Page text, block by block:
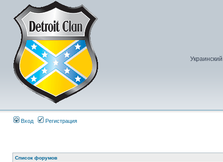
Вход Регистрация
Список форумов